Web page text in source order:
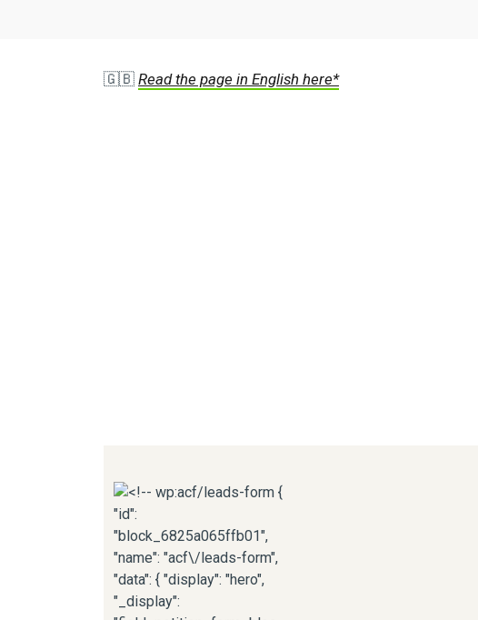
🇬🇧 Read the page in English here*